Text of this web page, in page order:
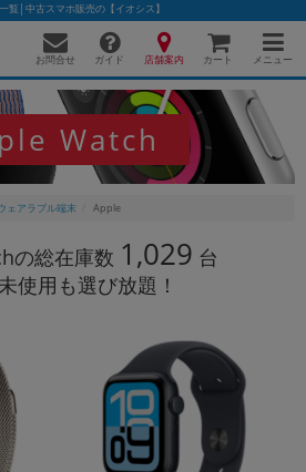
│中古スマホ販売の【イオシス】
お問合せ ガイド 店舗案内 カート メニュー
Watch
ェアラブル端末 Apple
の総在庫数 1,029 台
使用も選び放題！
ン検索に切り替える